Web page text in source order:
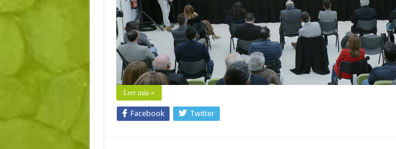
Leer más »
Facebook Twitter